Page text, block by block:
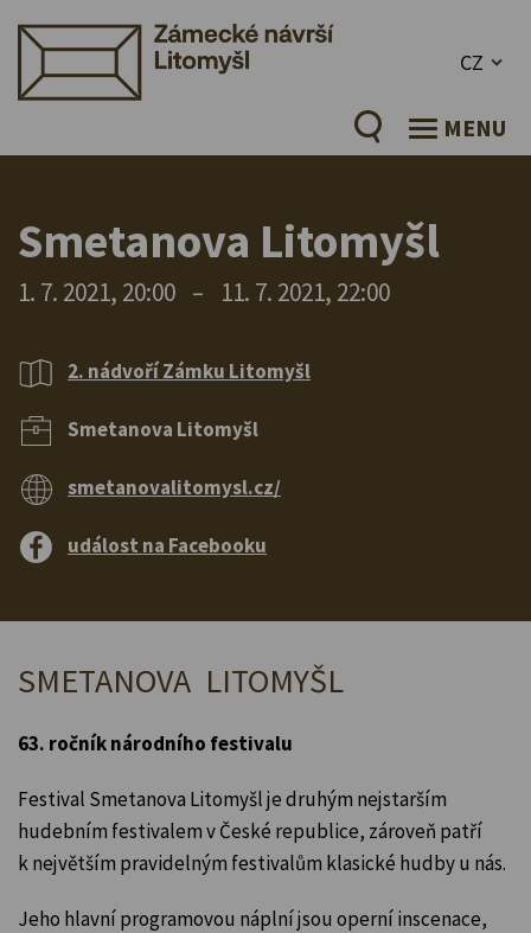
CZ
MENU
Smetanova Litomyšl
1. 7. 2021, 20:00 – 11. 7. 2021, 22:00
2. nádvoří Zámku Litomyšl
Smetanova Litomyšl
smetanovalitomysl.cz/
událost na Facebooku
SMETANOVA LITOMYŠL
63. ročník národního festivalu
Festival Smetanova Litomyšl je druhým nejstarším
hudebním festivalem v České republice, zároveň patří
k největším pravidelným festivalům klasické hudby u nás.
Jeho hlavní programovou náplní jsou operní inscenace,